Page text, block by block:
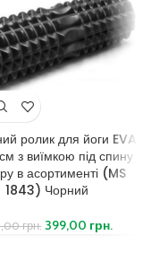
ролик для йоги EVA
з виїмкою під спину
в асортименті (MS
1843) Чорний
грн. 399,00 грн.